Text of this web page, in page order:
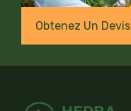
Obtenez Un Devis